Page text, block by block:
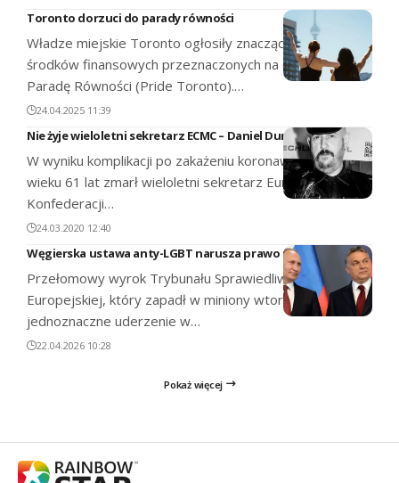
Toronto dorzuci do parady równości
Władze miejskie Toronto ogłosiły znaczące zwiększenie
środków finansowych przeznaczonych na doroczną
Paradę Równości (Pride Toronto).…
24.04.2025 11:39
Nie żyje wieloletni sekretarz ECMC – Daniel Dumont
W wyniku komplikacji po zakażeniu koronawirusem, w
wieku 61 lat zmarł wieloletni sekretarz Europejskiej
Konfederacji…
24.03.2020 12:40
Węgierska ustawa anty-LGBT narusza prawo unijne
Przełomowy wyrok Trybunału Sprawiedliwości Unii
Europejskiej, który zapadł w miniony wtorek, stanowi
jednoznaczne uderzenie w…
22.04.2026 10:28
Pokaż więcej